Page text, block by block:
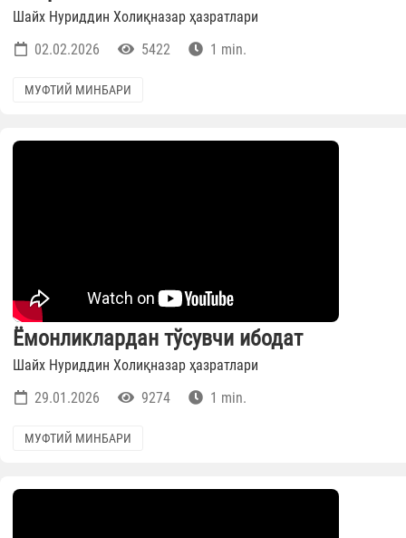
Шайх Нуриддин Холиқназар ҳазратлари
02.02.2026
5422 1 min.
МУФТИЙ МИНБАРИ
Ёмонликлардан тўсувчи ибодат
Шайх Нуриддин Холиқназар ҳазратлари
29.01.2026
9274 1 min.
МУФТИЙ МИНБАРИ